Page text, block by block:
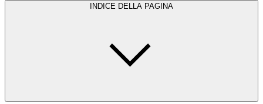
INDICE DELLA PAGINA